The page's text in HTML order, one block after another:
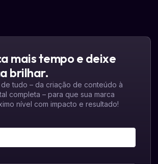
mais tempo e deixe
brilhar.
tudo – da criação de conteúdo à
completa – para que sua marca
nível com impacto e resultado!